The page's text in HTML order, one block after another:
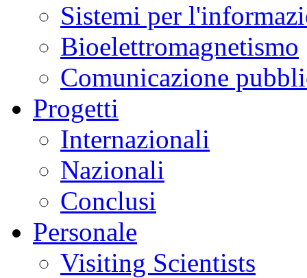
Sistemi per
Bioelettromagnetismo
Comunicazione
Progetti
Internazionali
Nazionali
Conclusi
Personale
Visiting Scientists